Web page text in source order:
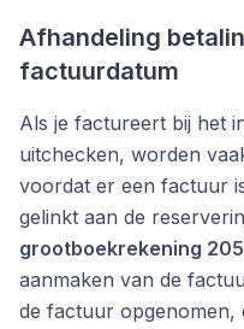
Afhandeling
factuurdatum
Als je factureert bij het
uitchecken, worden
voordat er een factuur
gelinkt aan de
grootboekrekening
aanmaken van de
de factuur opgenomen,